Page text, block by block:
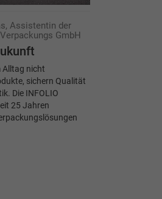
Assistentin der
GmbH
Alltag nicht
sichern Qualität
Die INFOLIO
25 Jahren